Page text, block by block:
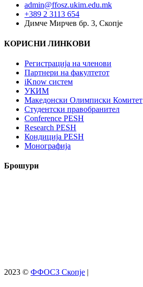
admin@ffosz.ukim.edu.mk
+389 2 3113 654
Димче Мирчев бр. 3, Скопје
КОРИСНИ ЛИНКОВИ
Регистрација на членови
Партнери на факултетот
iKnow систем
УКИМ
Македонски Олимписки Комитет
Студентски правобранител
Conference PESH
Research PESH
Кондиција PESH
Монографија
Брошури
2023 © ФФОСЗ Скопје |